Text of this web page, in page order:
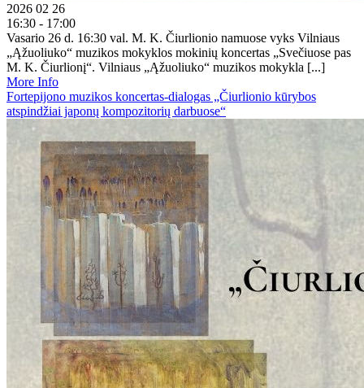
2026 02 26
16:30 - 17:00
Vasario 26 d. 16:30 val. M. K. Čiurlionio namuose vyks Vilniaus
„Ąžuoliuko“ muzikos mokyklos mokinių koncertas „Svečiuose pas
M. K. Čiurlionį“. Vilniaus „Ąžuoliuko“ muzikos mokykla [...]
More Info
Fortepijono muzikos koncertas-dialogas „Čiurlionio kūrybos
atspindžiai japonų kompozitorių darbuose“